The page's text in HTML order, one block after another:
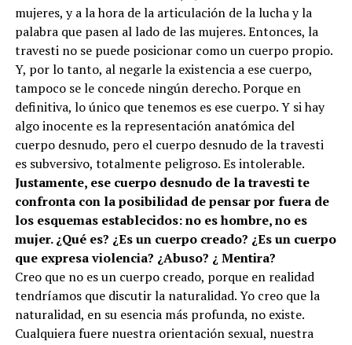
mujeres, y a la hora de la articulación de la lucha y la
palabra que pasen al lado de las mujeres. Entonces, la
travesti no se puede posicionar como un cuerpo propio.
Y, por lo tanto, al negarle la existencia a ese cuerpo,
tampoco se le concede ningún derecho. Porque en
definitiva, lo único que tenemos es ese cuerpo. Y si hay
algo inocente es la representación anatómica del
cuerpo desnudo, pero el cuerpo desnudo de la travesti
es subversivo, totalmente peligroso. Es intolerable.
Justamente, ese cuerpo desnudo de la travesti te
confronta con la posibilidad de pensar por fuera de
los esquemas establecidos: no es hombre, no es
mujer. ¿Qué es? ¿Es un cuerpo creado? ¿Es un cuerpo
que expresa violencia? ¿Abuso? ¿ Mentira?
Creo que no es un cuerpo creado, porque en realidad
tendríamos que discutir la naturalidad. Yo creo que la
naturalidad, en su esencia más profunda, no existe.
Cualquiera fuere nuestra orientación sexual, nuestra